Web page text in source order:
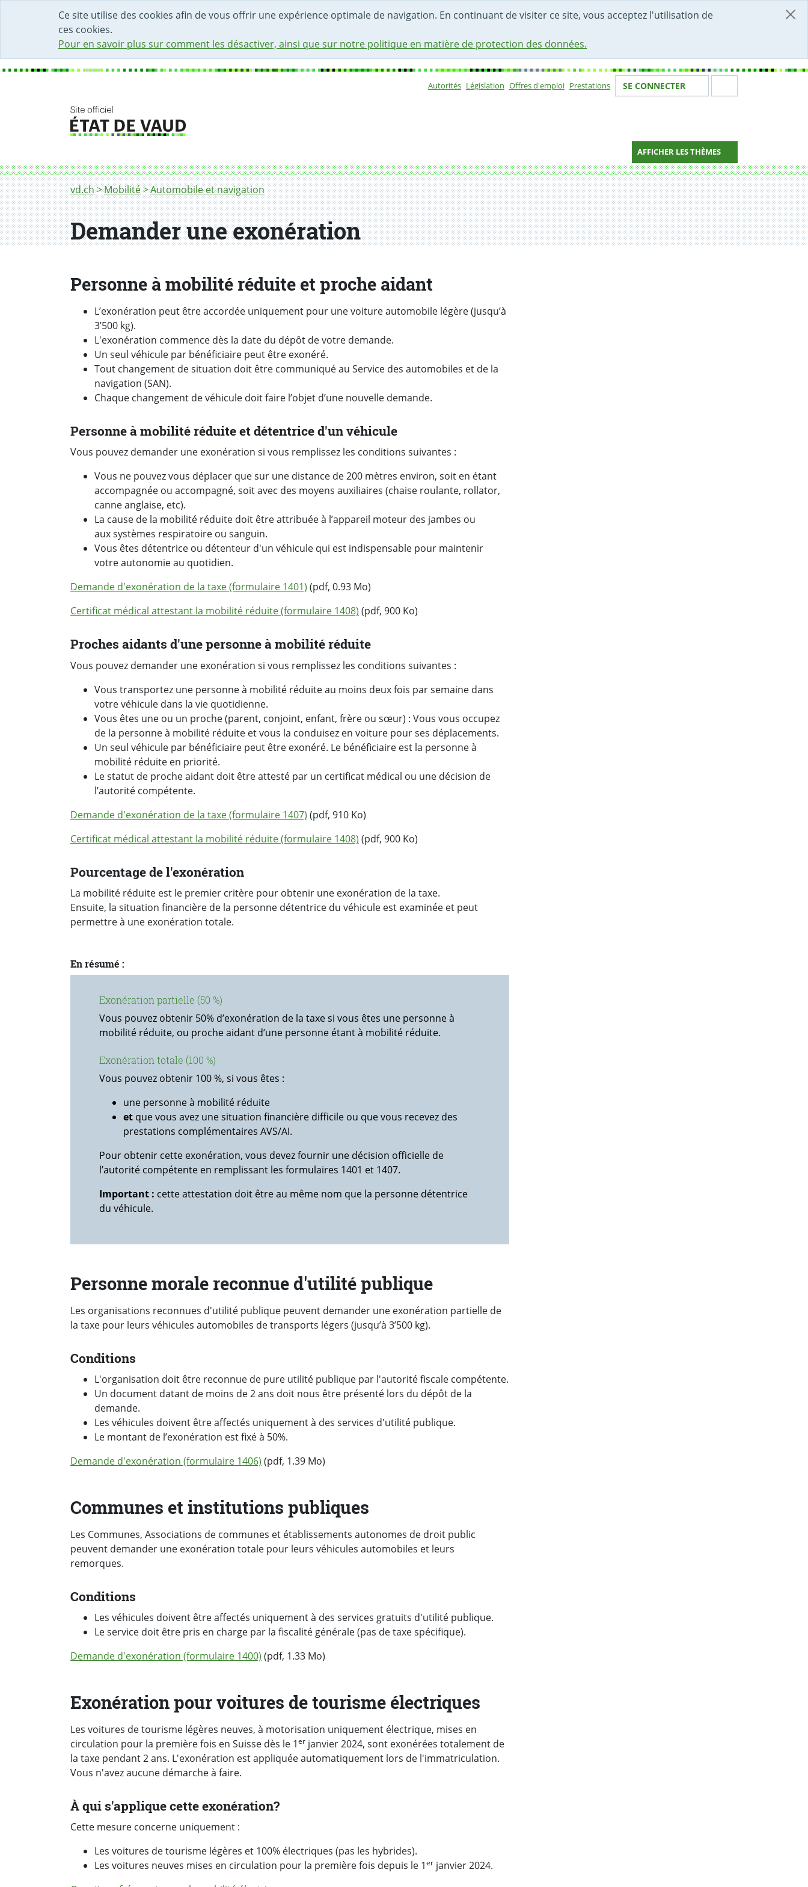
Ce site utilise des cookies afin de vous offrir une expérience optimale de navigation. En continuant de visiter ce site, vous acceptez l'utilisation de
ces cookies.
Pour en savoir plus sur comment les désactiver, ainsi que sur notre politique en matière de protection des données.
DÉBUT DU CONTENU DE LA PAGE
ACCÈS AU CHAMP DE RECHERCHE
PAGE D'ACCUEIL
FORMULAIRE DE CONTACT
Autorités Législation Offres d'emploi Prestations Votre identité
SE CONNECTER
AFFICHER LES THÈMES
Fil d'Ariane
vd.ch Mobilité Automobile et navigation
Demander une exonération
Personne à mobilité réduite et proche aidant
L’exonération peut être accordée uniquement pour une voiture automobile légère (jusqu’à
3’500 kg).
L'exonération commence dès la date du dépôt de votre demande.
Un seul véhicule par bénéficiaire peut être exonéré.
Tout changement de situation doit être communiqué au Service des automobiles et de la
navigation (SAN).
Chaque changement de véhicule doit faire l’objet d’une nouvelle demande.
Personne à mobilité réduite et détentrice d'un véhicule
Vous pouvez demander une exonération si vous remplissez les conditions suivantes :
Vous ne pouvez vous déplacer que sur une distance de 200 mètres environ, soit en étant
accompagnée ou accompagné, soit avec des moyens auxiliaires (chaise roulante, rollator,
canne anglaise, etc).
La cause de la mobilité réduite doit être attribuée à l’appareil moteur des jambes ou
aux systèmes respiratoire ou sanguin.
Vous êtes détentrice ou détenteur d'un véhicule qui est indispensable pour maintenir
votre autonomie au quotidien.
Demande d'exonération de la taxe (formulaire 1401) (pdf, 0.93 Mo)
Certificat médical attestant la mobilité réduite (formulaire 1408) (pdf, 900 Ko)
Proches aidants d'une personne à mobilité réduite
Vous pouvez demander une exonération si vous remplissez les conditions suivantes :
Vous transportez une personne à mobilité réduite au moins deux fois par semaine dans
votre véhicule dans la vie quotidienne.
Vous êtes une ou un proche (parent, conjoint, enfant, frère ou sœur) : Vous vous occupez
de la personne à mobilité réduite et vous la conduisez en voiture pour ses déplacements.
Un seul véhicule par bénéficiaire peut être exonéré. Le bénéficiaire est la personne à
mobilité réduite en priorité.
Le statut de proche aidant doit être attesté par un certificat médical ou une décision de
l’autorité compétente.
Demande d'exonération de la taxe (formulaire 1407) (pdf, 910 Ko)
Certificat médical attestant la mobilité réduite (formulaire 1408) (pdf, 900 Ko)
Pourcentage de l'exonération
La mobilité réduite est le premier critère pour obtenir une exonération de la taxe.
Ensuite, la situation financière de la personne détentrice du véhicule est examinée et peut
permettre à une exonération totale.
En résumé :
Exonération partielle (50 %)
Vous pouvez obtenir 50% d’exonération de la taxe si vous êtes une personne à
mobilité réduite, ou proche aidant d’une personne étant à mobilité réduite.
Exonération totale (100 %)
Vous pouvez obtenir 100 %, si vous êtes :
une personne à mobilité réduite
et que vous avez une situation financière difficile ou que vous recevez des
prestations complémentaires AVS/AI.
Pour obtenir cette exonération, vous devez fournir une décision officielle de
l’autorité compétente en remplissant les formulaires 1401 et 1407.
Important : cette attestation doit être au même nom que la personne détentrice
du véhicule.
Personne morale reconnue d'utilité publique
Les organisations reconnues d'utilité publique peuvent demander une exonération partielle de
la taxe pour leurs véhicules automobiles de transports légers (jusqu’à 3’500 kg).
Conditions
L'organisation doit être reconnue de pure utilité publique par l'autorité fiscale compétente.
Un document datant de moins de 2 ans doit nous être présenté lors du dépôt de la
demande.
Les véhicules doivent être affectés uniquement à des services d'utilité publique.
Le montant de l’exonération est fixé à 50%.
Demande d'exonération (formulaire 1406) (pdf, 1.39 Mo)
Communes et institutions publiques
Les Communes, Associations de communes et établissements autonomes de droit public
peuvent demander une exonération totale pour leurs véhicules automobiles et leurs
remorques.
Conditions
Les véhicules doivent être affectés uniquement à des services gratuits d'utilité publique.
Le service doit être pris en charge par la fiscalité générale (pas de taxe spécifique).
Demande d'exonération (formulaire 1400) (pdf, 1.33 Mo)
Exonération pour voitures de tourisme électriques
Les voitures de tourisme légères neuves, à motorisation uniquement électrique, mises en
circulation pour la première fois en Suisse dès le 1er janvier 2024, sont exonérées totalement de
la taxe pendant 2 ans. L'exonération est appliquée automatiquement lors de l'immatriculation.
Vous n'avez aucune démarche à faire.
À qui s'applique cette exonération?
Cette mesure concerne uniquement :
Les voitures de tourisme légères et 100% électriques (pas les hybrides).
Les voitures neuves mises en circulation pour la première fois depuis le 1er janvier 2024.